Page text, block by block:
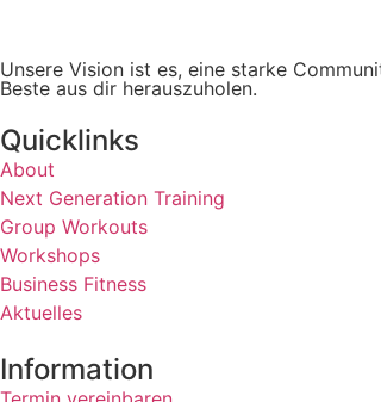
Unsere Vision ist es, eine starke
Beste aus dir herauszuholen.
Quicklinks
About
Next Generation Training
Group Workouts
Workshops
Business Fitness
Aktuelles
Information